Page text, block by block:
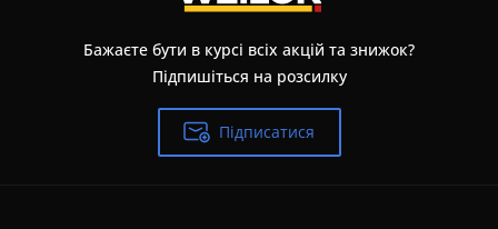
Бажаєте бути в курсі всіх акцій та знижок?
Підпишіться на розсилку
Підписатися